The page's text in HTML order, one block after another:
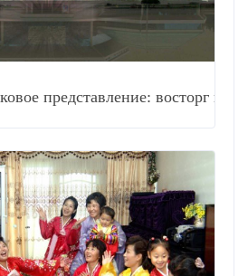
восторг и